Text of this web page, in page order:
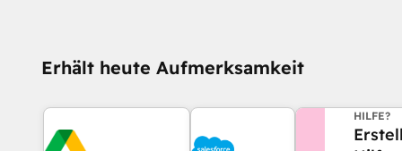
Erhält heute Aufmerksamkeit
HILFE?